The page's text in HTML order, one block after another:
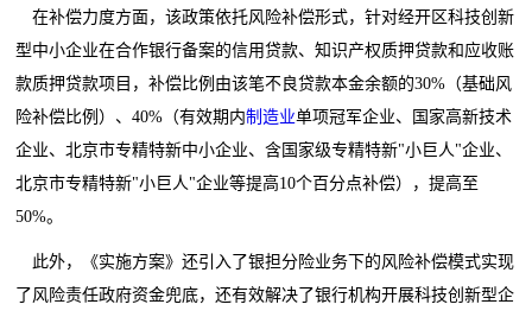
在补偿力度方面，该政策依托风险补偿形式，针对经开区科技创新
型中小企业在合作银行备案的信用贷款、知识产权质押贷款和应收账
款质押贷款项目，补偿比例由该笔不良贷款本金余额的30%（基础风
险补偿比例）、40%（有效期内制造业单项冠军企业、国家高新技术
企业、北京市专精特新中小企业、含国家级专精特新"小巨人"企业、
北京市专精特新"小巨人"企业等提高10个百分点补偿），提高至
50%。
此外，《实施方案》还引入了银担分险业务下的风险补偿模式实现
了风险责任政府资金兜底，还有效解决了银行机构开展科技创新型企